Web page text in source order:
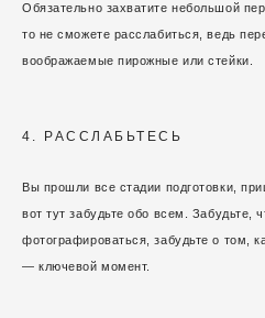
Обязательно захватите небольшой
то не сможете расслабиться, ведь
воображаемые пирожные или стейки.
4. РАССЛАБЬТЕСЬ
Вы прошли все стадии подготовки,
вот тут забудьте обо всем. Забудьте,
фотографироваться, забудьте о том,
— ключевой момент.